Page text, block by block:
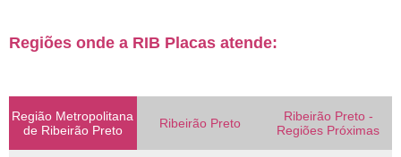
Regiões onde a RIB Placas atende:
Região Metropolitana
de Ribeirão Preto
Ribeirão Preto
Ribeirão Preto -
Regiões Próximas